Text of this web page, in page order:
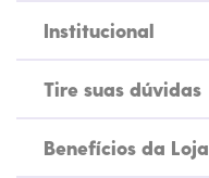
Institucional
Tire suas dúvidas
Benefícios da Loja